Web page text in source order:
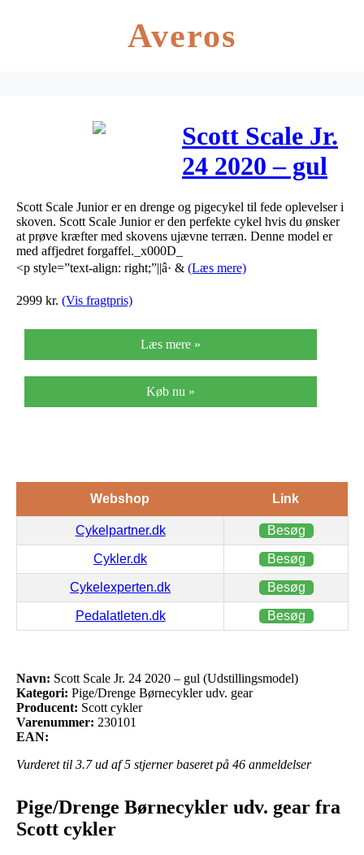
Averos
Scott Scale Jr.
24 2020 – gul
Scott Scale Junior er en drenge og pigecykel til fede oplevelser i
skoven. Scott Scale Junior er den perfekte cykel hvis du ønsker
at prøve kræfter med skovens ujævne terræn. Denne model er
med affjedret forgaffel._x000D_
<p style=”text-align: right;”||â· & (Læs mere)
2999 kr. (Vis fragtpris)
Læs mere »
Køb nu »
Webshop Link
Cykelpartner.dk Besøg
Cykler.dk Besøg
Cykelexperten.dk Besøg
Pedalatleten.dk Besøg
Navn: Scott Scale Jr. 24 2020 – gul (Udstillingsmodel)
Kategori: Pige/Drenge Børnecykler udv. gear
Producent: Scott cykler
Varenummer: 230101
EAN:
Vurderet til 3.7ud af 5 stjerner baseret på 46 anmeldelser
Pige/Drenge Børnecykler udv. gear fra
Scott cykler